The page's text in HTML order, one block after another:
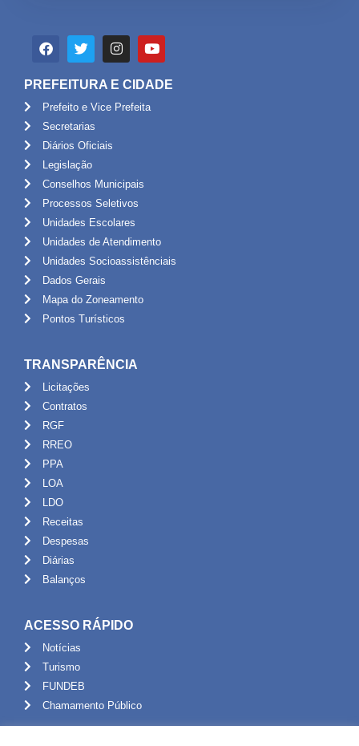
PREFEITURA E CIDADE
Prefeito e Vice Prefeita
Secretarias
Diários Oficiais
Legislação
Conselhos Municipais
Processos Seletivos
Unidades Escolares
Unidades de Atendimento
Unidades Socioassistênciais
Dados Gerais
Mapa do Zoneamento
Pontos Turísticos
TRANSPARÊNCIA
Licitações
Contratos
RGF
RREO
PPA
LOA
LDO
Receitas
Despesas
Diárias
Balanços
ACESSO RÁPIDO
Notícias
Turismo
FUNDEB
Chamamento Público